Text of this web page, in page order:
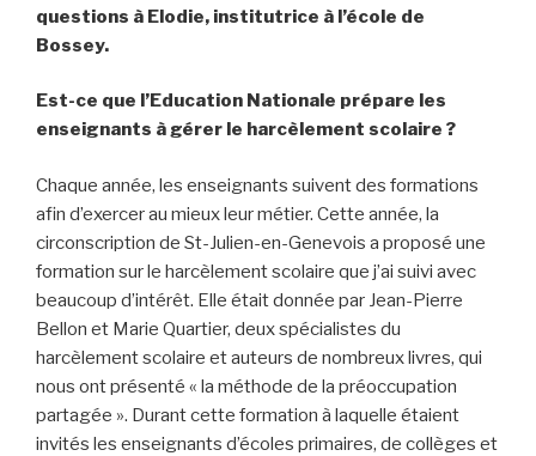
questions à Elodie, institutrice à l’école de
Bossey.
Est-ce que l’Education Nationale prépare les
enseignants à gérer le harcèlement scolaire ?
Chaque année, les enseignants suivent des formations
afin d’exercer au mieux leur métier. Cette année, la
circonscription de St-Julien-en-Genevois a proposé une
formation sur le harcèlement scolaire que j’ai suivi avec
beaucoup d’intérêt. Elle était donnée par Jean-Pierre
Bellon et Marie Quartier, deux spécialistes du
harcèlement scolaire et auteurs de nombreux livres, qui
nous ont présenté « la méthode de la préoccupation
partagée ». Durant cette formation à laquelle étaient
invités les enseignants d’écoles primaires, de collèges et